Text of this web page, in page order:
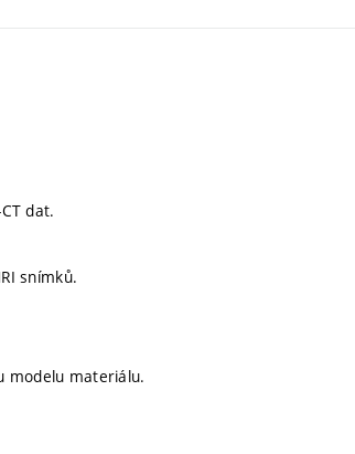
dat.
snímků.
modelu materiálu.